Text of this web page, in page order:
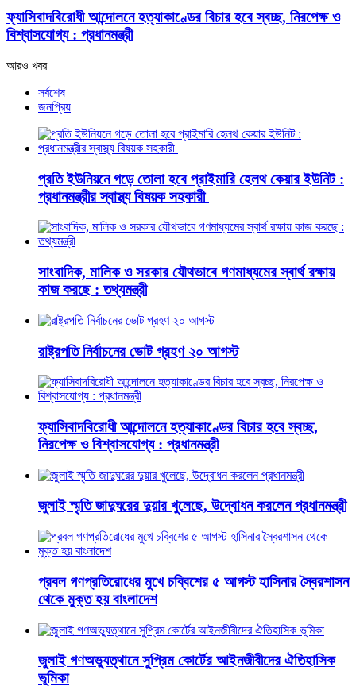
ফ্যাসিবাদবিরোধী আন্দোলনে হত্যাকাণ্ডের বিচার হবে স্বচ্ছ, নিরপেক্ষ ও
বিশ্বাসযোগ্য : প্রধানমন্ত্রী
আরও খবর
সর্বশেষ
জনপ্রিয়
প্রতি ইউনিয়নে গড়ে তোলা হবে প্রাইমারি হেলথ কেয়ার ইউনিট :
প্রধানমন্ত্রীর স্বাস্থ্য বিষয়ক সহকারী
সাংবাদিক, মালিক ও সরকার যৌথভাবে গণমাধ্যমের স্বার্থ রক্ষায়
কাজ করছে : তথ্যমন্ত্রী
রাষ্ট্রপতি নির্বাচনের ভোট গ্রহণ ২০ আগস্ট
ফ্যাসিবাদবিরোধী আন্দোলনে হত্যাকাণ্ডের বিচার হবে স্বচ্ছ,
নিরপেক্ষ ও বিশ্বাসযোগ্য : প্রধানমন্ত্রী
জুলাই স্মৃতি জাদুঘরের দুয়ার খুলেছে, উদ্বোধন করলেন প্রধানমন্ত্রী
প্রবল গণপ্রতিরোধের মুখে চব্বিশের ৫ আগস্ট হাসিনার স্বৈরশাসন
থেকে মুক্ত হয় বাংলাদেশ
জুলাই গণঅভ্যুত্থানে সুপ্রিম কোর্টের আইনজীবীদের ঐতিহাসিক
ভূমিকা